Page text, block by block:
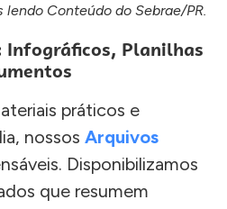
lendo Conteúdo do Sebrae/PR.
Planilhas
práticos e
nossos Arquivos
Disponibilizamos
que resumem